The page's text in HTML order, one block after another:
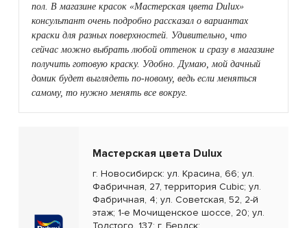
пол. В магазине красок «Мастерская цвета Dulux»
консультант очень подробно рассказал о вариантах
краски для разных поверхностей. Удивительно, что
сейчас можно выбрать любой оттенок и сразу в магазине
получить готовую краску. Удобно. Думаю, мой дачный
домик будет выглядеть по-новому, ведь если меняться
самому, то нужно менять все вокруг.
Мастерская цвета Dulux
г. Новосибирск: ул. Красина, 66; ул.
Фабричная, 27, территория Cubic; ул.
Фабричная, 4; ул. Советская, 52, 2-й
этаж; 1-е Мочищенское шоссе, 20; ул.
Толстого, 137; г. Бердск: